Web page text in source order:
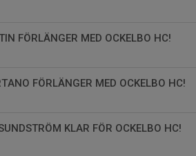
FÖRLÄNGER MED OCKELBO HC!
FÖRLÄNGER MED OCKELBO HC!
KLAR FÖR OCKELBO HC!